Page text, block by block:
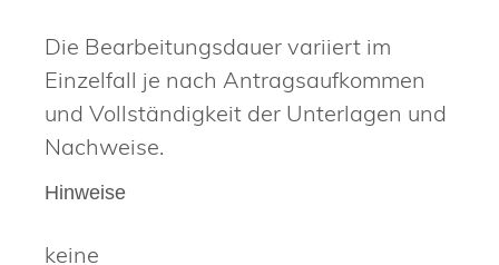
Die Bearbeitungsdauer variiert im
Einzelfall je nach Antragsaufkommen
und Vollständigkeit der Unterlagen und
Nachweise.
Hinweise
keine